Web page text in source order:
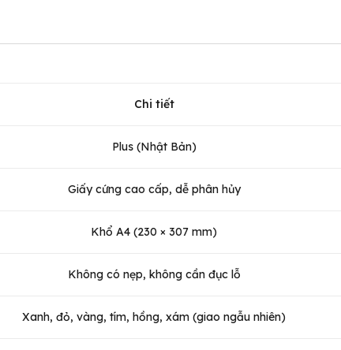
Chi tiết
Plus (Nhật Bản)
Giấy cứng cao cấp, dễ phân hủy
Khổ A4 (230 × 307 mm)
Không có nẹp, không cần đục lỗ
Xanh, đỏ, vàng, tím, hồng, xám (giao ngẫu nhiên)